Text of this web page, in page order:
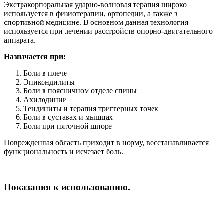
Экстракорпоральная ударно-волновая терапия широко
используется в физиотерапии, ортопедии, а также в
спортивной медицине. В основном данная технология
используется при лечении расстройств опорно-двигательного
аппарата.
Назначается при:
Боли в плече
Эпикондилиты
Боли в поясничном отделе спины
Ахилодинии
Тендиниты и терапия триггерных точек
Боли в суставах и мышцах
Боли при пяточной шпоре
Поврежденная область приходит в норму, восстанавливается
функциональность и исчезает боль.
Показания к использованию.